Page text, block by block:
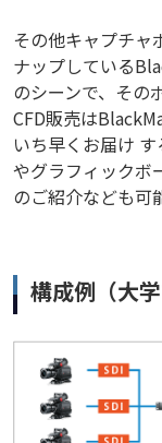
その他キャプチャ
ナップしている
のシーンで、その
CFD販売は
いち早くお届け
やグラフィックボ
のご紹介なども可
構成例（大